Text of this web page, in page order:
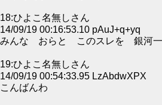
18:ひよこ名無しさん
14/09/19 00:16:53.10 pAuJ+q+yq
みんな おらと このスレを 銀河
19:ひよこ名無しさん
14/09/19 00:54:33.95 LzAbdwXPX
こんばんわ